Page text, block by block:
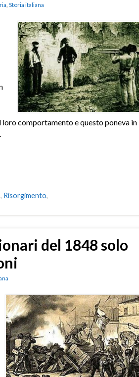
Storia italiana
loro comportamento e questo poneva in
, Risorgimento,
del 1848 solo